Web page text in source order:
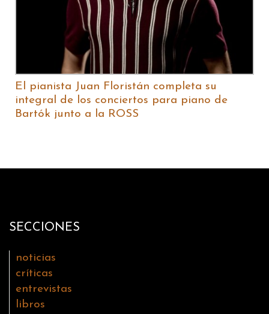
El pianista Juan Floristán completa su
integral de los conciertos para piano de
Bartók junto a la ROSS
SECCIONES
noticias
críticas
entrevistas
libros